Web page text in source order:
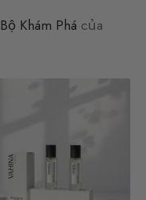
Bộ Khám Phá của